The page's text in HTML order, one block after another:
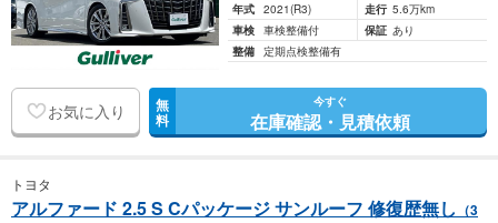
年式 2021(R3) 走行 5.6万km
車検 車検整備付 保証 あり
整備 定期点検整備有
お気に入り 無
料
今すぐ
在庫確認・見積依頼
トヨタ
アルファード 2.5 S Cパッケージ サンルーフ 修復歴無し （3